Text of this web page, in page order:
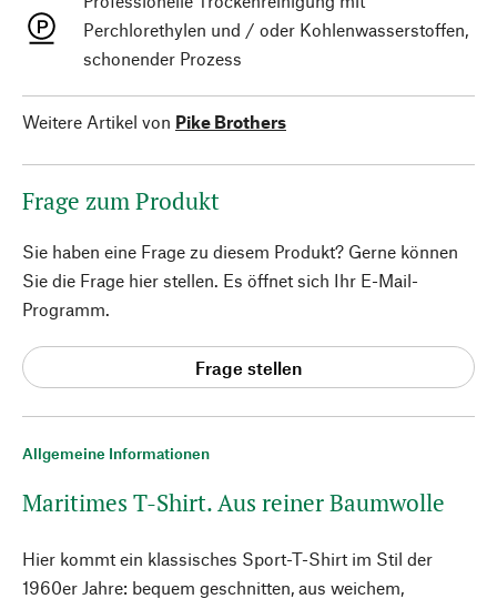
Allgemeine Informationen
Maritimes T-Shirt. Aus reiner Baumwolle
Hier kommt ein klassisches Sport-T-Shirt im Stil der
1960er Jahre: bequem geschnitten, aus weichem,
Perchlorethylen und / oder Kohlenwasserstoffen,
schonender Prozess
Weitere Artikel von Pike Brothers
Frage zum Produkt
Sie haben eine Frage zu diesem Produkt? Gerne können
Sie die Frage hier stellen. Es öffnet sich Ihr E-Mail-
Programm.
Frage stellen